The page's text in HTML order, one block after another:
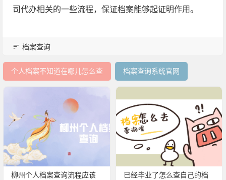
司代办相关的一些流程，保证档案能够起证明作用。
档案查询
个人档案不知道在哪儿怎么查 档案查询系统官网
柳州个人档案查询流程应该
已经毕业了怎么查自己的档